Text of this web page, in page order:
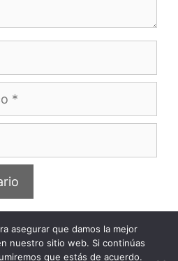
asegurar que damos la mejor
nuestro sitio web. Si continúas
que estás de acuerdo.